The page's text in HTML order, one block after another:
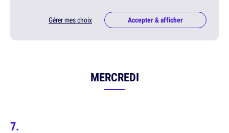
Gérer mes choix Accepter & afficher
MERCREDI